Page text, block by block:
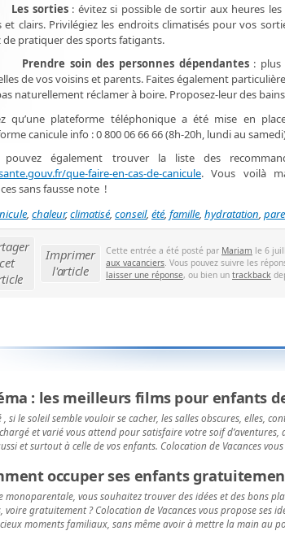
Les sorties : évitez si possible de sortir aux heures
et clairs. Privilégiez les endroits climatisés pour vos
de pratiquer des sports fatigants.
Prendre soin des personnes dépendantes : plus
de vos voisins et parents. Faites également
naturellement réclamer à boire. Proposez-leur des bains
qu’une plateforme téléphonique a été mise en
canicule info : 0 800 06 66 66 (8h-20h, lundi au
pouvez également trouver la liste des
que-faire-en-cas-de-canicule. Vous voilà
sans fausse note !
, chaleur,climatisé, conseil, été, famille, hydratation,
cet
Imprimer
l'article
Cette entrée a été posté par Mariam le 6
aux vacanciers. Vous pouvez suivre les
laisser une réponse, ou bien un trackback
: les meilleurs films pour enfants
, si le soleil semble vouloir se cacher, les salles obscures, elles,
et varié vous attend pour satisfaire votre soif d’aventures,
et surtout à celle de vos enfants. Colocation de Vacances
occuper ses enfants
monoparentale, vous souhaitez trouver des idées et des bons
voire gratuitement ? Colocation de Vacances vous propose ses
moments familiaux, sans même avoir à mettre la main au